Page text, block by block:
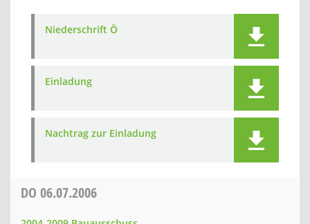
Niederschrift Ö
Einladung
Nachtrag zur Einladung
DO 06.07.2006